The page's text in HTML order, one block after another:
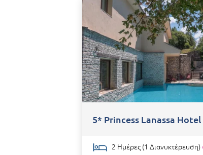
5* Princess Lanassa Hotel
2 Ημέρες (1 Διανυκτέρευση)